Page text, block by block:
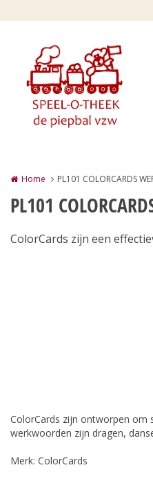
Home PL101 COLORCARDS
PL101
ColorCards zijn een
ColorCards zijn ontworpen om
werkwoorden zijn dragen,
Merk: ColorCards